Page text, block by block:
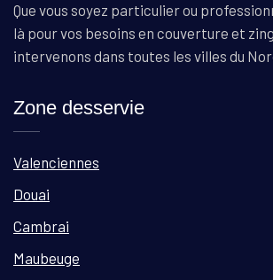
Que vous soyez particulier ou
là pour vos besoins en couverture et
intervenons dans toutes les villes du
Zone desservie
Valenciennes
Douai
Cambrai
Maubeuge